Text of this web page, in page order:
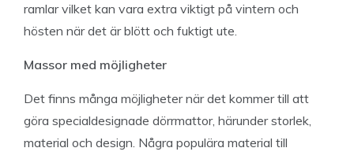
ramlar vilket kan vara extra viktigt på vintern och
hösten när det är blött och fuktigt ute.
Massor med möjligheter
Det finns många möjligheter när det kommer till att
göra specialdesignade dörrmattor, härunder storlek,
material och design. Några populära material till